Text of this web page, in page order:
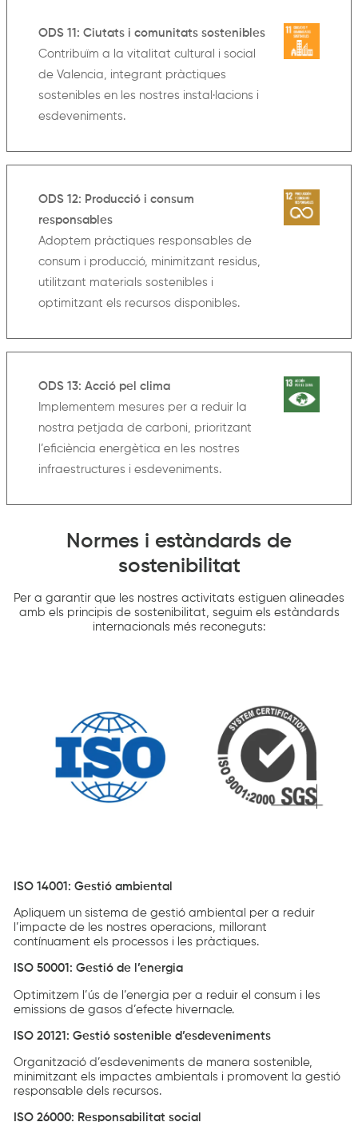
ODS 11: Ciutats i comunitats sostenibles
Contribuïm a la vitalitat cultural i social
de Valencia, integrant pràctiques
sostenibles en les nostres instal·lacions i
esdeveniments.
ODS 12: Producció i consum
responsables
Adoptem pràctiques responsables de
consum i producció, minimitzant residus,
utilitzant materials sostenibles i
optimitzant els recursos disponibles.
ODS 13: Acció pel clima
Implementem mesures per a reduir la
nostra petjada de carboni, prioritzant
l’eficiència energètica en les nostres
infraestructures i esdeveniments.
Normes i estàndards de
sostenibilitat
Per a garantir que les nostres activitats estiguen alineades
amb els principis de sostenibilitat, seguim els estàndards
internacionals més reconeguts:
ISO 14001: Gestió ambiental
Apliquem un sistema de gestió ambiental per a reduir
l’impacte de les nostres operacions, millorant
contínuament els processos i les pràctiques.
ISO 50001: Gestió de l’energia
Optimitzem l’ús de l’energia per a reduir el consum i les
emissions de gasos d’efecte hivernacle.
ISO 20121: Gestió sostenible d’esdeveniments
Organització d’esdeveniments de manera sostenible,
minimitzant els impactes ambientals i promovent la gestió
responsable dels recursos.
ISO 26000: Responsabilitat social